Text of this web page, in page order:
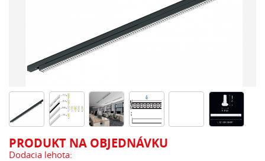
PRODUKT NA OBJEDNÁVKU
Dodacia lehota: